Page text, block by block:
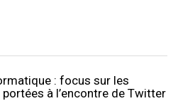
: focus sur les
à l’encontre de Twitter